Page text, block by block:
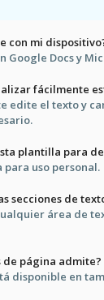
con mi
Google Docs y
fácilmente
edite el texto y
plantilla para
para uso personal.
secciones de
área de
de página admite?
disponible en